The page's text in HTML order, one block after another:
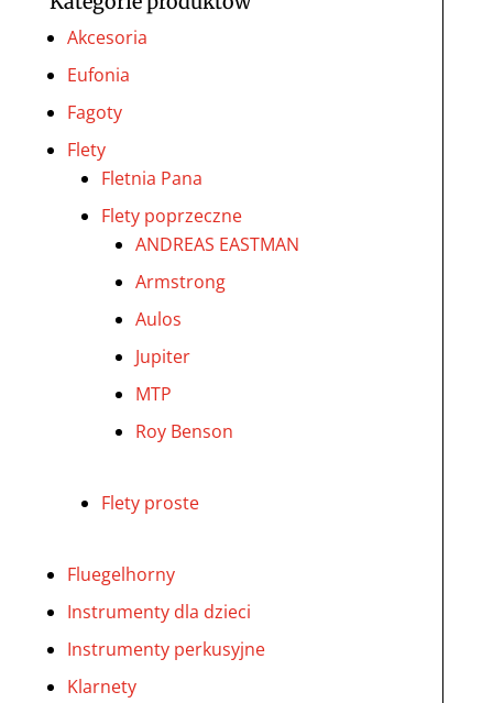
Akcesoria
Eufonia
Fagoty
Flety
Fletnia Pana
Flety poprzeczne
ANDREAS EASTMAN
Armstrong
Aulos
Jupiter
MTP
Roy Benson
Flety proste
Fluegelhorny
Instrumenty dla dzieci
Instrumenty perkusyjne
Klarnety